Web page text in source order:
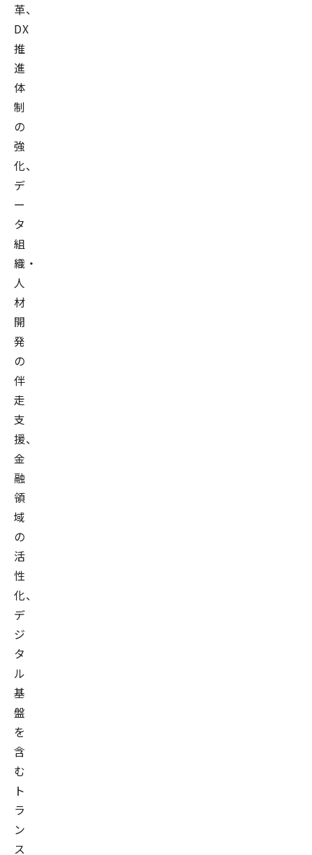
革、
DX
推
進
体
制
の
強
化、
デ
ー
タ
組
織・
人
材
開
発
の
伴
走
支
援、
金
融
領
域
の
活
性
化、
デ
ジ
タ
ル
基
盤
を
含
む
ト
ラ
ン
ス